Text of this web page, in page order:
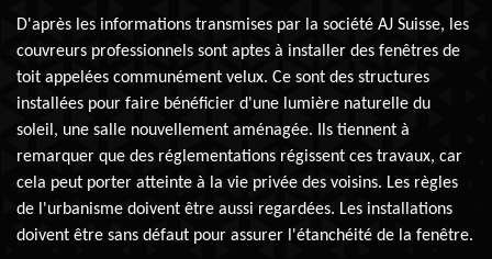
D'après les informations transmises par la société AJ Suisse, les
couvreurs professionnels sont aptes à installer des fenêtres de
toit appelées communément velux. Ce sont des structures
installées pour faire bénéficier d'une lumière naturelle du
soleil, une salle nouvellement aménagée. Ils tiennent à
remarquer que des réglementations régissent ces travaux, car
cela peut porter atteinte à la vie privée des voisins. Les règles
de l'urbanisme doivent être aussi regardées. Les installations
doivent être sans défaut pour assurer l'étanchéité de la fenêtre.